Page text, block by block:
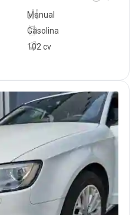
Manual
102 cv
Gasolina